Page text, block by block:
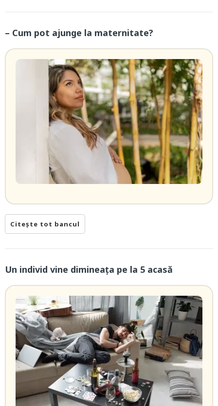
– Cum pot ajunge la maternitate?
Citește tot bancul
Un individ vine dimineaţa pe la 5 acasă